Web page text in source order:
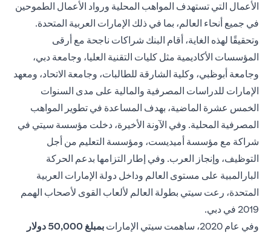
الأعمال التي تستهدف المواهب المحلية ورواد الأعمال الطموحين
في جميع أنحاء العالم، بما في ذلك الإمارات العربية المتحدة.
وتحقيقًا لهذه الغاية، أقام البنك شراكات ناجحة مع أرقى
المؤسسات الأكاديمية مثل كليات التقنية العليا، وجامعة دبي،
وجامعة أبوظبي، وكلية الشارقة للطالبات، وجامعة الاتحاد، ومعهد
الإمارات للدراسات المصرفية والمالية على مدى السنوات
الخمس عشرة الماضية، بهدف المساعدة في تطوير المواهب
المصرفية المحلية. وفي الآونة الأخيرة، دخلت مؤسسة سيتي في
شراكة مع مؤسسة أميديست، ومؤسسة التعليم من أجل
التوظيف، وإنجاز العرب. وفي إطار التزامها بدعم الحركة
البارالمبية على مستوى العالم وداخل دولة الإمارات العربية
المتحدة، رعت سيتي بطولة العالم لألعاب القوى لأصحاب الهمم
2019 في دبي.
وفي عام 2020، ساهمت سيتي الإمارات
بمبلغ 50,000
دولار